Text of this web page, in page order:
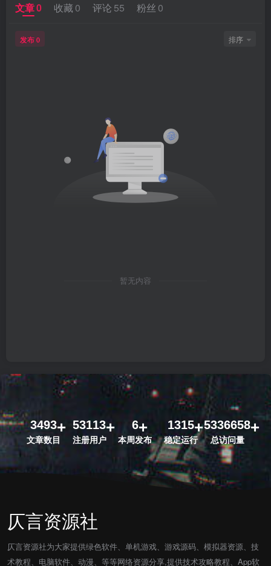
文章0 收藏 0 评论 55 粉丝 0
发布 0 排序
暂无内容
3493
文章数目
53113
注册用户
6
本周发布
1315
稳定运行
5336658
总访问量
仄言资源社
仄言资源社为大家提供绿色软件、单机游戏、游戏源码、模拟器资源、技
术教程、电脑软件、动漫、等等网络资源分享,提供技术攻略教程、App软